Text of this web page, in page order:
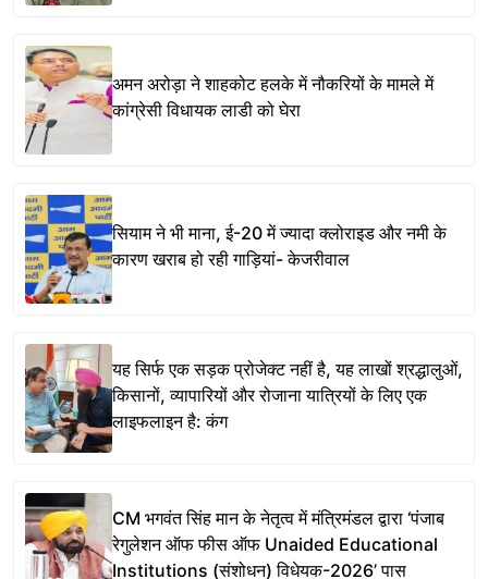
अमन अरोड़ा ने शाहकोट हलके में नौकरियों के मामले में
कांग्रेसी विधायक लाडी को घेरा
सियाम ने भी माना, ई-20 में ज्यादा क्लोराइड और नमी के
कारण खराब हो रही गाड़ियां- केजरीवाल
यह सिर्फ एक सड़क प्रोजेक्ट नहीं है, यह लाखों श्रद्धालुओं,
किसानों, व्यापारियों और रोजाना यात्रियों के लिए एक
लाइफलाइन है: कंग
CM भगवंत सिंह मान के नेतृत्व में मंत्रिमंडल द्वारा ‘पंजाब
रेगुलेशन ऑफ फीस ऑफ Unaided Educational
Institutions (संशोधन) विधेयक-2026’ पास